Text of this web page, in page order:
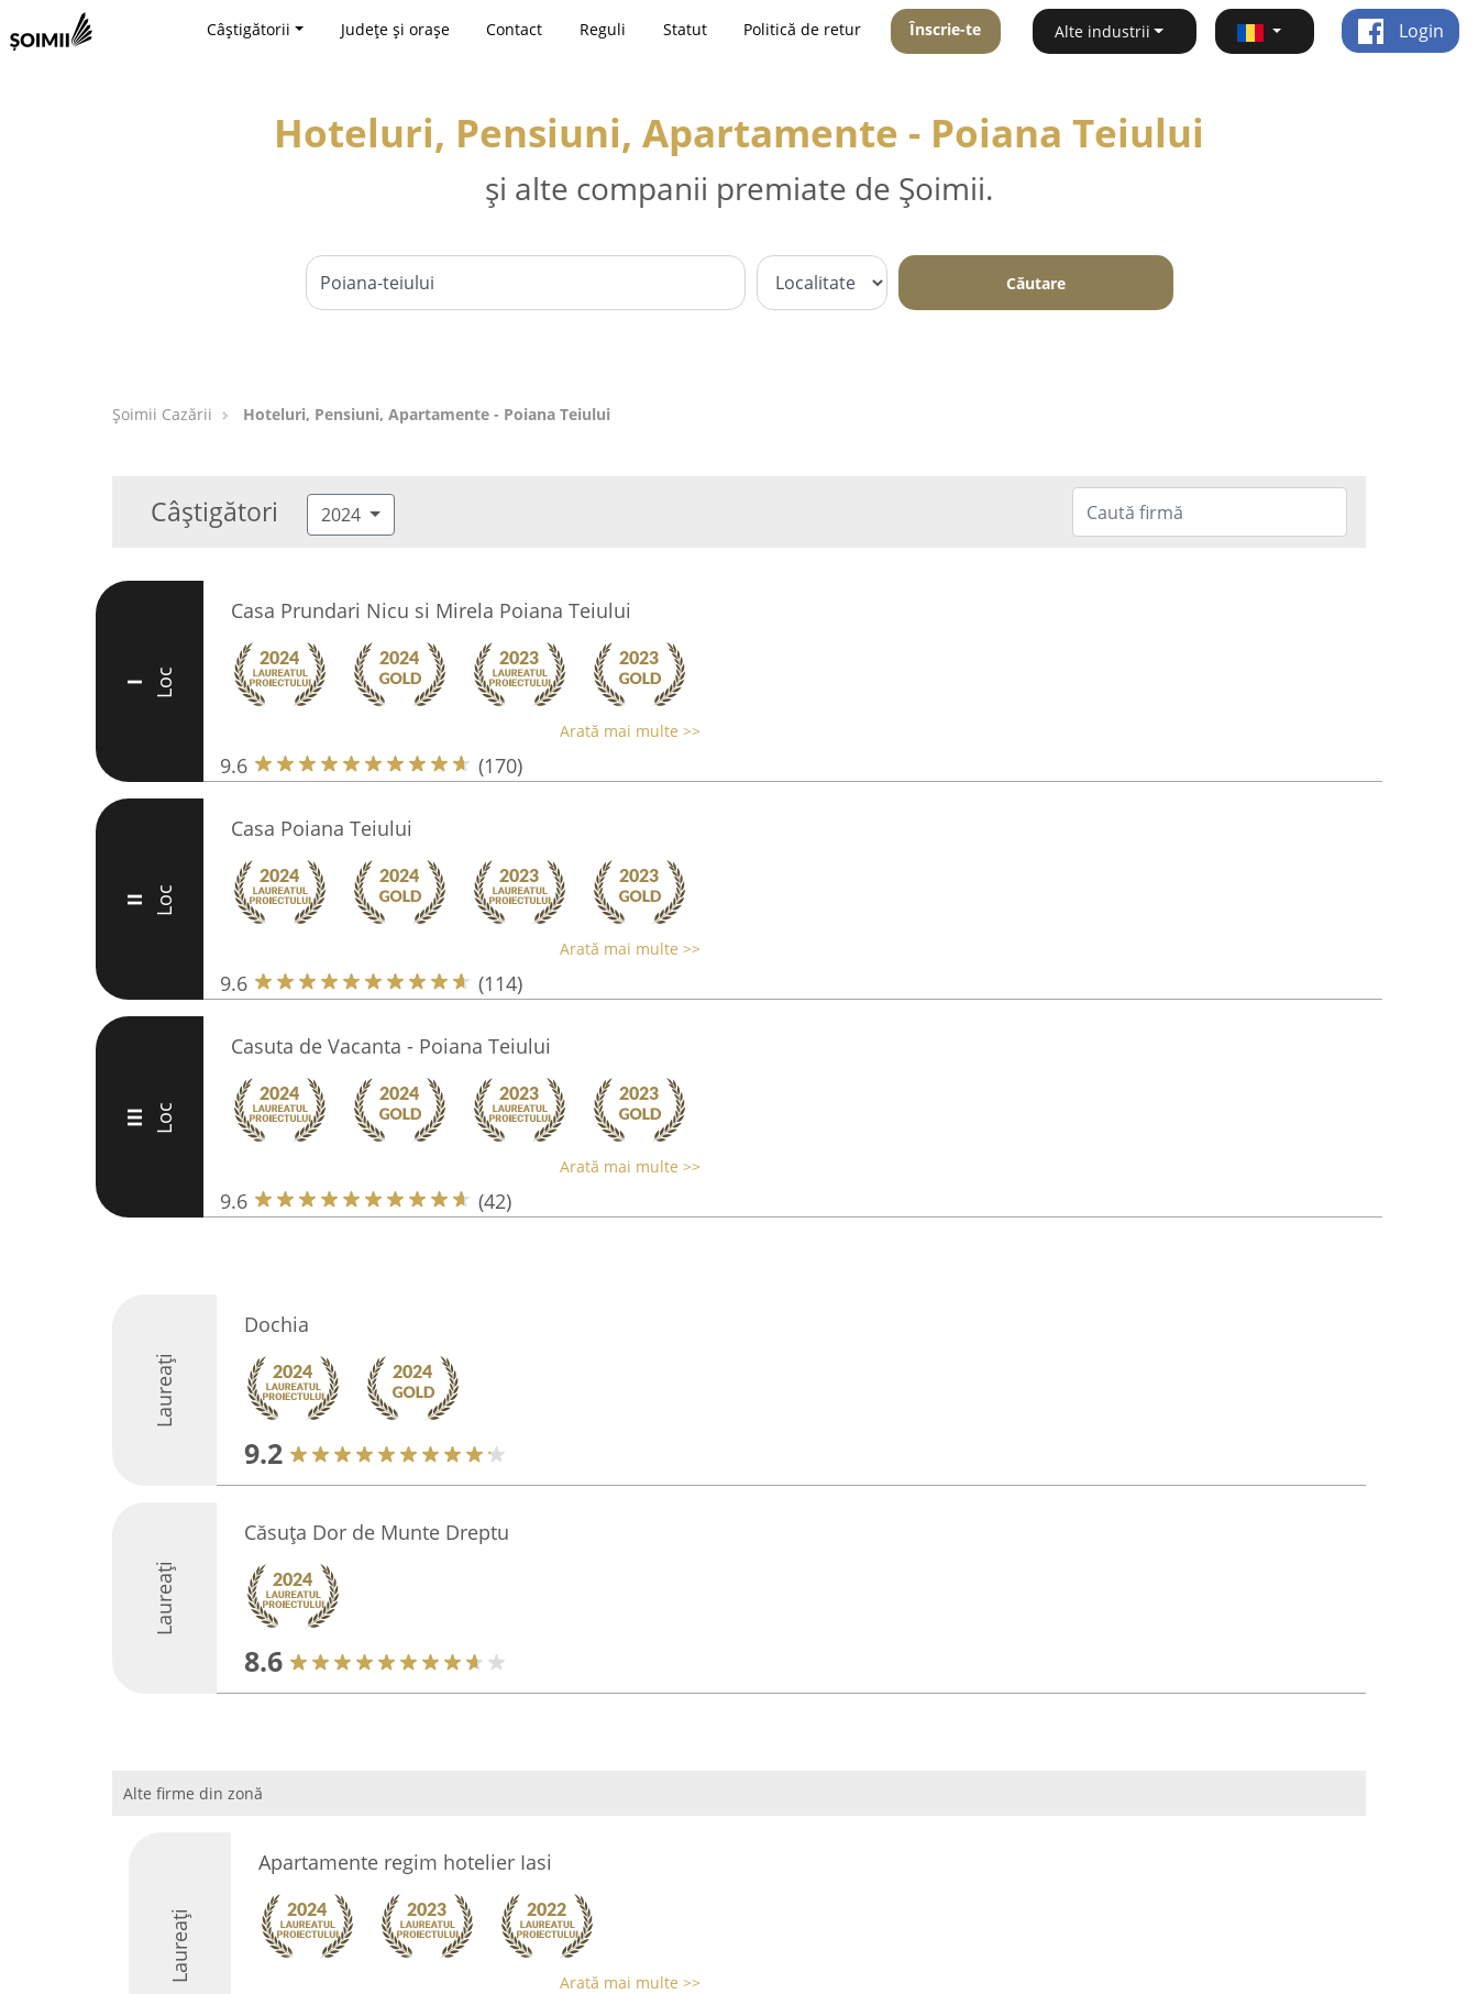
Câștigătorii Județe și orașe Contact Reguli Statut Politică de retur Înscrie-te Alte industrii Login
Hoteluri, Pensiuni, Apartamente - Poiana Teiului
și alte companii premiate de Șoimii.
Căutare
Șoimii Cazării Hoteluri, Pensiuni, Apartamente - Poiana Teiului
Câștigători 2024
I Loc
Casa Prundari Nicu si Mirela Poiana Teiului
Arată mai multe >>
9.6 (170)
II Loc
Casa Poiana Teiului
Arată mai multe >>
9.6 (114)
III Loc
Casuta de Vacanta - Poiana Teiului
Arată mai multe >>
9.6 (42)
Laureați
Dochia
9.2
Laureați
Căsuța Dor de Munte Dreptu
8.6
Alte firme din zonă
Laureați
Apartamente regim hotelier Iasi
Arată mai multe >>